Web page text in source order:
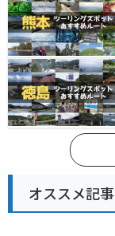
オススメ記事